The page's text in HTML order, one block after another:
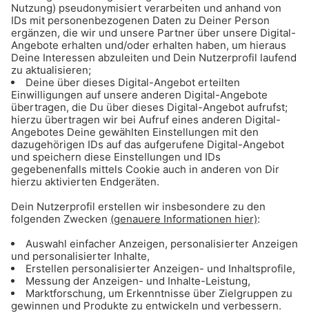
Natalies Sonntags-Tipp
Für einen perfekten Sonntag!
Schöne Sonntagsspaziergänge mit garantiertem
Mindestabstand